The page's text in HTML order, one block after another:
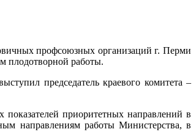
профсоюзных организаций г. Перми
плодотворной работы.
председатель краевого комитета –
приоритетных направлений в
направлениям работы Министерства, в